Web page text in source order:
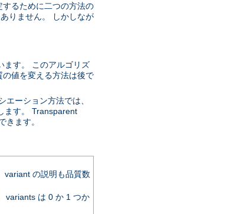
るために二つの方法の
りません。 しかしなが
ます。 このアルゴリズ
値を変える方法は後で
エーション方法では、
ます。 Transparent
ます。
variant の説明も品質数
variants は 0 か 1 つか